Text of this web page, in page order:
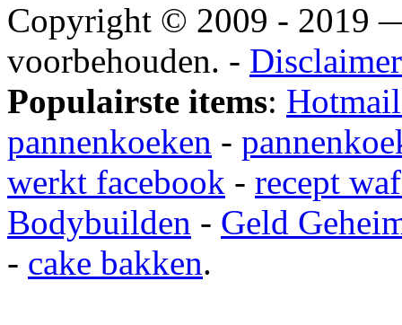
Copyright © 2009 - 2019
voorbehouden. - Disclaimer
Populairste items:
pannenkoeken -
werkt facebook - recept
Bodybuilden - Geld
- cake bakken.